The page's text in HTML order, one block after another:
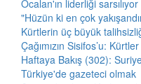
Öcalan'ın liderliği sarsılıyor
"Hüzün ki en çok
Kürtlerin üç büyük
Çağımızın Sisifos’u: Kürtler
Haftaya Bakış (302):
Türkiye'de gazeteci olmak